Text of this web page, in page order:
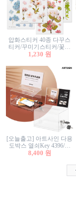
압화스티커 40종 다꾸스
티커/꾸미기스티커/꽃스
티커/압화꽃책갈피/팬시
1,230 원
[오늘출고] 아트사인 다용
도박스 열쇠Key 4396/투
표함/건의함/모금함/응모
8,400 원